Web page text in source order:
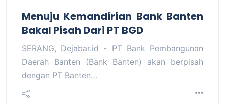
Menuju Kemandirian Bank Banten
Bakal Pisah Dari PT BGD
SERANG, Dejabar.id - PT Bank Pembangunan
Daerah Banten (Bank Banten) akan berpisah
dengan PT Banten…